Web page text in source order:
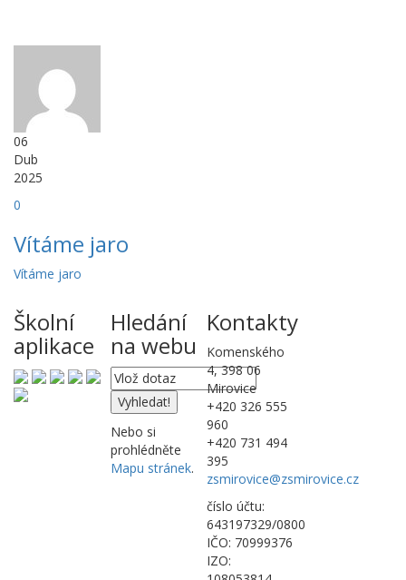
06
Dub
2025
0
Vítáme jaro
Vítáme jaro
Školní
aplikace
Hledání
na webu
Nebo si
prohlédněte
Mapu stránek.
Kontakty
Komenského
4, 398 06
Mirovice
+420 326 555
960
+420 731 494
395
zsmirovice@zsmirovice.cz
číslo účtu:
643197329/0800
IČO: 70999376
IZO: